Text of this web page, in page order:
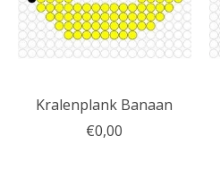
Kralenplank Banaan
€0,00